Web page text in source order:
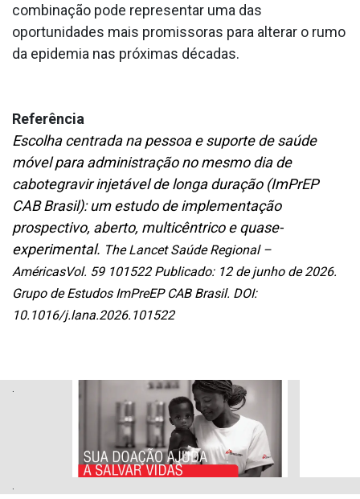
combinação pode representar uma das
oportunidades mais promissoras para alterar o rumo
da epidemia nas próximas décadas.
Referência
Escolha centrada na pessoa e suporte de saúde
móvel para administração no mesmo dia de
cabotegravir injetável de longa duração (ImPrEP
CAB Brasil): um estudo de implementação
prospectivo, aberto, multicêntrico e quase-
experimental. The Lancet Saúde Regional –
AméricasVol. 59 101522 Publicado: 12 de junho de 2026.
Grupo de Estudos ImPreEP CAB Brasil. DOI:
10.1016/j.lana.2026.101522